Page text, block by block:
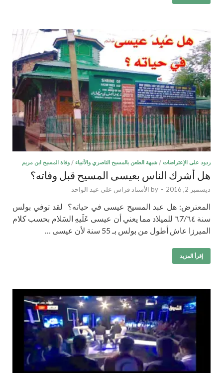
ردود على الإعتراضات / شبهة الطعن بالمسيح الناصري والأنبياء / وفاة المسيح ابن مريم
هل أشرك الناس بعيسى المسيح قبل وفاته؟
ديسمبر 2, 2016 -
by الأستاذ فراس علي عبد الواحد
المعترض: هل عبد المسيح عيسى في حياته؟ لقد توفي بولس
سنة ٦7/٦٤ للميلاد مما يعني أن عيسى عَلَيهِ السَلام بحسب كلام
الميرزا عاش أطول من بولس بـ 55 سنة لأن عيسى …
إقرأ المزيد